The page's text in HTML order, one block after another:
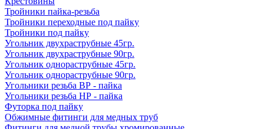
Тройники пайка-резьба
Тройники переходные под пайку
Тройники под пайку
Угольник двухраструбные 45гр.
Угольник двухраструбные 90гр.
Угольник однораструбные 45гр.
Угольник однораструбные 90гр.
Угольники резьба ВР - пайка
Угольники резьба НР - пайка
Футорка под пайку
Обжимные фитинги для медных труб